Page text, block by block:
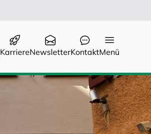
KarriereNewsletterKontaktMenü